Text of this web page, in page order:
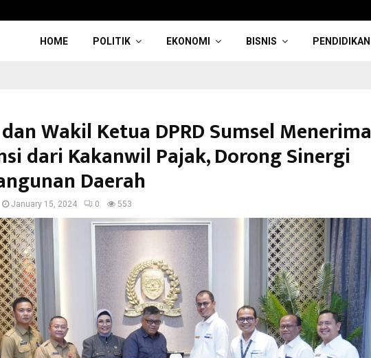
HOME POLITIK EKONOMI BISNIS PENDIDIKAN
Wakil Ketua DPRD Sumsel Menerima
dari Kakanwil Pajak, Dorong Sinergi
Daerah
January 15, 2024 0 553